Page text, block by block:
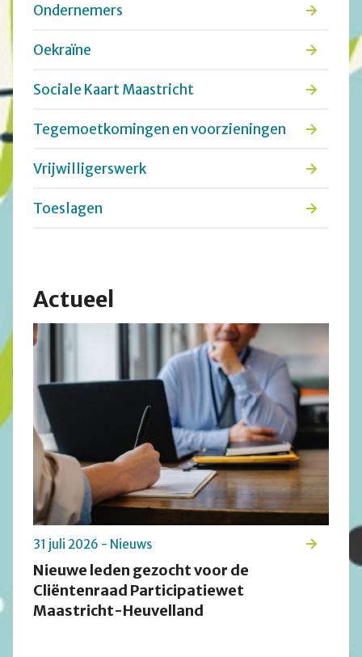
Ondernemers
Oekraïne
Sociale Kaart Maastricht
Tegemoetkomingen en voorzieningen
Vrijwilligerswerk
Toeslagen
Actueel
Nieuwe leden gezocht voor de
Cliëntenraad Participatiewet
Maastricht-Heuvelland
31 juli 2026 - Nieuws